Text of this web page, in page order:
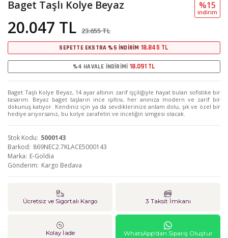
Baget Taşlı Kolye Beyaz
20.047 TL 23.655 TL
%15
i̇ndi̇ri̇m
SEPETTE EKSTRA %5 İNDİRİM 18.845 TL
%4 HAVALE İNDİRİMİ 18.091 TL
Baget Taşlı Kolye Beyaz, 14 ayar altının zarif işçiliğiyle hayat bulan sofistike bir
tasarım. Beyaz baget taşların ince ışıltısı, her anınıza modern ve zarif bir
dokunuş katıyor. Kendiniz için ya da sevdiklerinize anlam dolu, şık ve özel bir
hediye arıyorsanız, bu kolye zarafetin ve inceliğin simgesi olacak.
Stok Kodu 5000143
Barkod 869NEC2.7KLACE5000143
Marka E-Goldia
Gönderim Kargo Bedava
Ücretsiz ve Sigortalı Kargo 3 Taksit İmkanı
Kolay İade WhatsApp'dan Sipariş Oluştur